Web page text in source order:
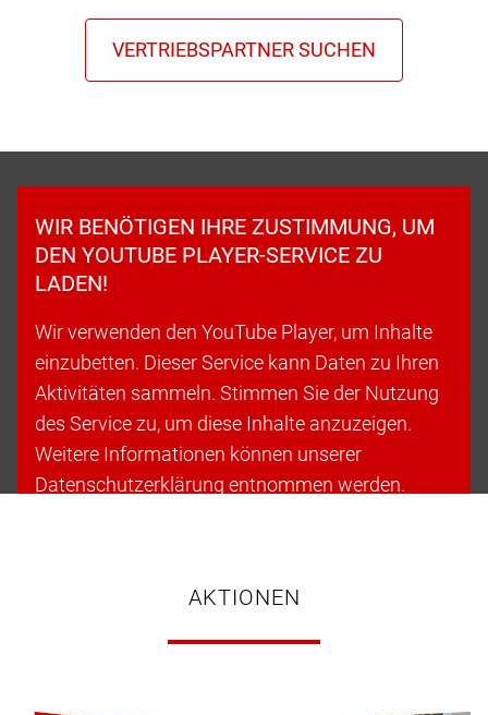
WIR BENÖTIGEN IHRE ZUSTIMMUNG, UM
DEN YOUTUBE PLAYER-SERVICE ZU
LADEN!
Wir verwenden den YouTube Player, um Inhalte
einzubetten. Dieser Service kann Daten zu Ihren
Aktivitäten sammeln. Stimmen Sie der Nutzung
des Service zu, um diese Inhalte anzuzeigen.
Weitere Informationen können unserer
Datenschutzerklärung entnommen werden.
AKTIONEN